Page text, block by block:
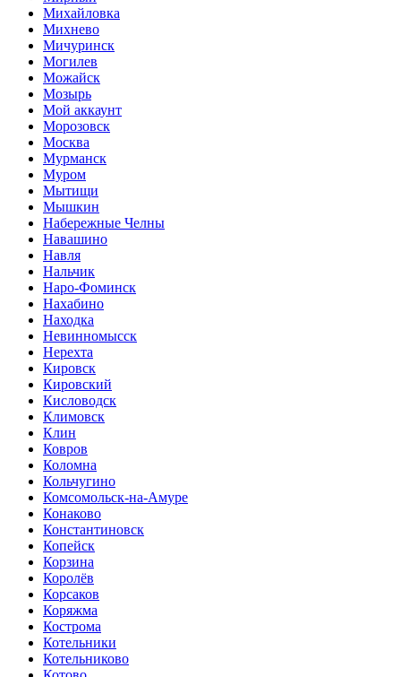
Михайловка
Михнево
Мичуринск
Могилев
Можайск
Мозырь
Мой аккаунт
Морозовск
Москва
Мурманск
Муром
Мытищи
Мышкин
Набережные Челны
Навашино
Навля
Нальчик
Наро-Фоминск
Нахабино
Находка
Невинномысск
Нерехта
Кировск
Кировский
Кисловодск
Климовск
Клин
Ковров
Коломна
Кольчугино
Комсомольск-на-Амуре
Конаково
Константиновск
Копейск
Корзина
Королёв
Корсаков
Коряжма
Кострома
Котельники
Котельниково